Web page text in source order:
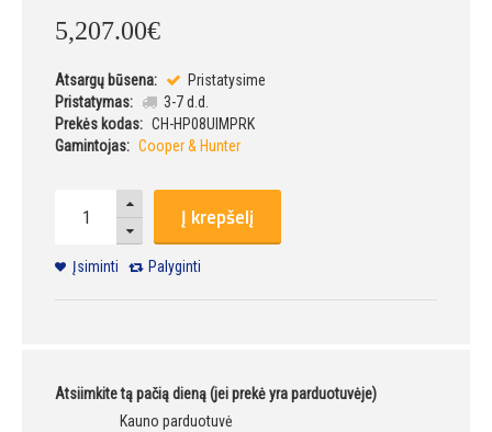
5,207.00€
Atsargų būsena:
Pristatysime
Pristatymas:
3-7 d.d.
Prekės kodas: CH-HP08UIMPRK
Gamintojas: Cooper & Hunter
Į krepšelį
Įsiminti Palyginti
Atsiimkite tą pačią dieną (jei prekė yra parduotuvėje)
Kauno parduotuvė